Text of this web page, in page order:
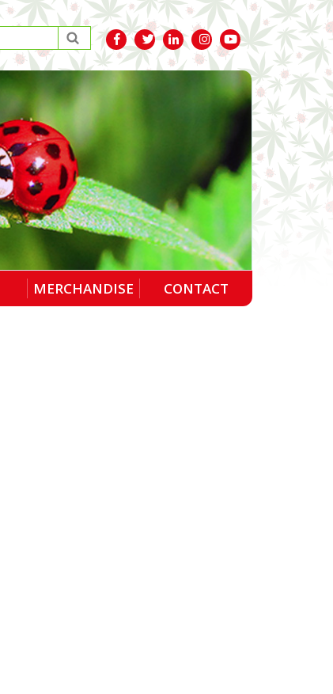
MERCHANDISE CONTACT